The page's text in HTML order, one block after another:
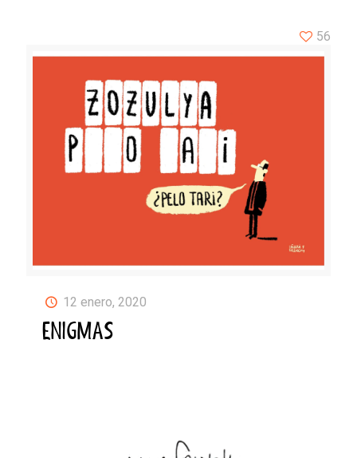
12 enero, 2020
ENIGMAS
56